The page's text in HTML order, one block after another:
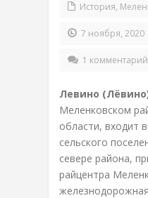
История,
7 ноября, 2020
1 комментарий
Левино
Меленковском
области, входит
сельского
севере района,
райцентра